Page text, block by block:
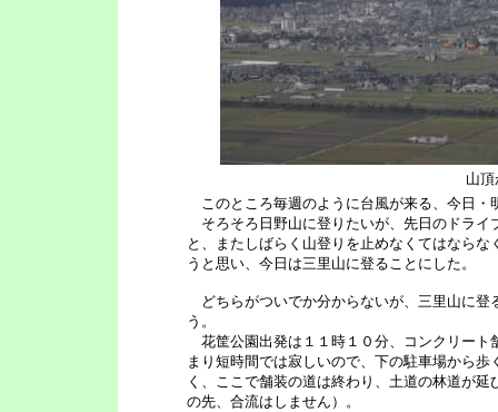
山
このところ毎週のように台風が来る、今日・
そろそろ日野山に登りたいが、先日のドライ
と、またしばらく山登りを止めなくてはなら
うと思い、今日は三里山に登ることにした。
どちらがついでか分からないが、三里山に登
う。
花筐公園出発は１１時１０分、コンクリート
まり短時間では寂しいので、下の駐車場から
く、ここで舗装の道は終わり、土道の林道が
の先、合流はしません）。